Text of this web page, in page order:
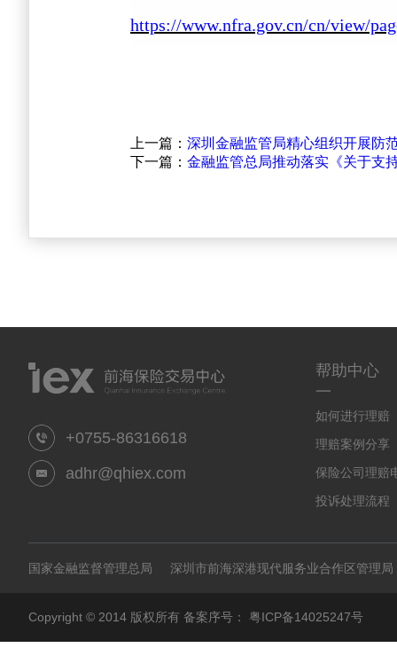
https://www.nfra.gov.cn/cn/view/
上一篇： 深圳金融监管局精心组织开展防
下一篇： 金融监管总局推动落实《关于支
+0755-86316618
adhr@qhiex.com
帮助中心
一
如何进行理赔
理赔案例分享
保险公司理赔
投诉处理流程
国家金融监督管理总局 深圳市前海深港现代服务业合作区管理局
Copyright © 2014 版权所有 备案序号： 粤ICP备14025247号